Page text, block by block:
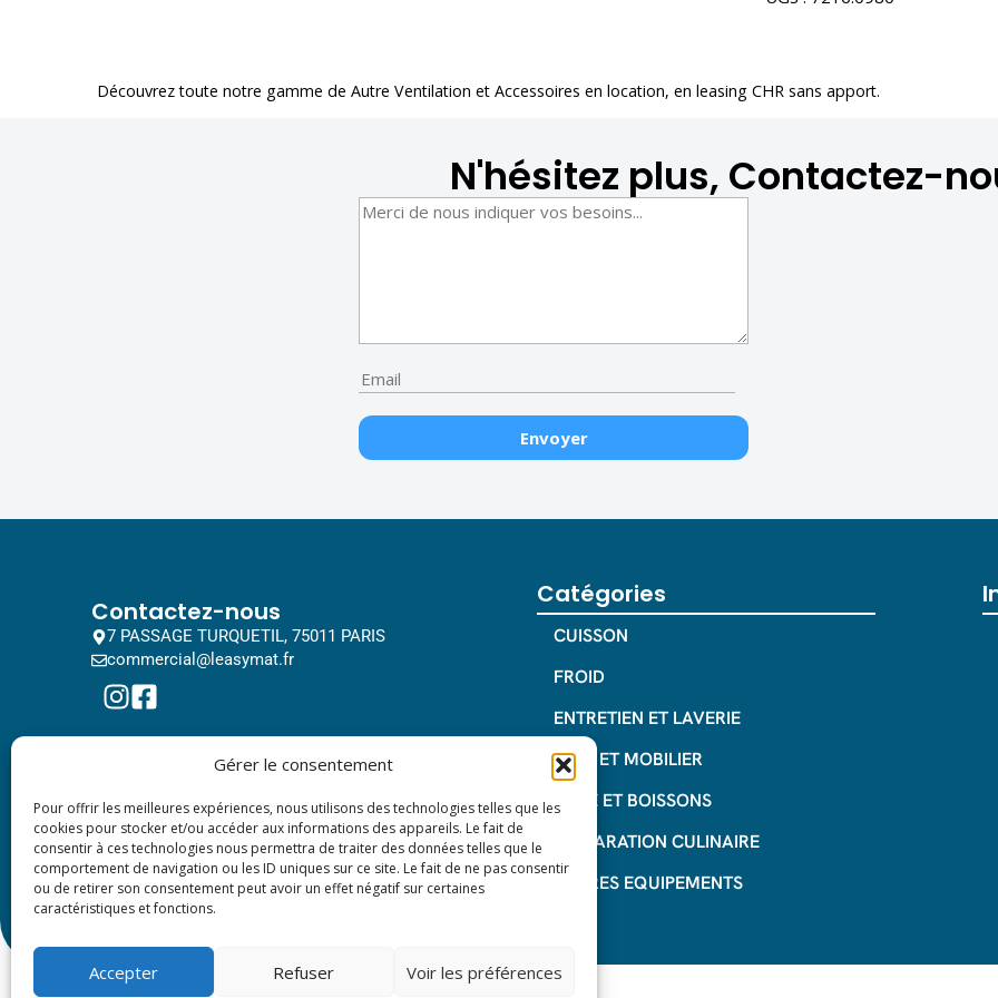
Gérer le consentement
Pour offrir les meilleures expériences, nous utilisons des technologies telles que les
cookies pour stocker et/ou accéder aux informations des appareils. Le fait de
consentir à ces technologies nous permettra de traiter des données telles que le
comportement de navigation ou les ID uniques sur ce site. Le fait de ne pas consentir
ou de retirer son consentement peut avoir un effet négatif sur certaines
caractéristiques et fonctions.
Accepter Refuser Voir les préférences
Découvrez toute notre gamme de Autre Ventilation et Accessoires en location, en leasing CHR sans apport.
N'hésitez plus, Contactez-
Contactez-nous
7 PASSAGE TURQUETIL, 75011 PARIS
commercial@leasymat.fr
Catégories
CUISSON
FROID
ENTRETIEN ET LAVERIE
INOX ET MOBILIER
CAFE ET BOISSONS
PREPARATION CULINAIRE
AUTRES EQUIPEMENTS